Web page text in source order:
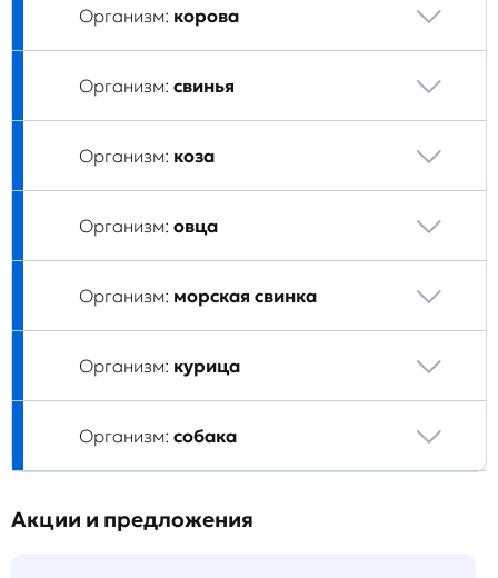
Организм: корова
Организм: свинья
Организм: коза
Организм: овца
Организм: морская свинка
Организм: курица
Организм: собака
Акции и предложения